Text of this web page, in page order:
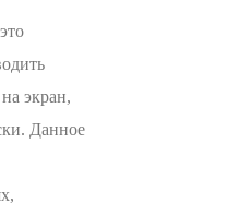
экран,
Данное